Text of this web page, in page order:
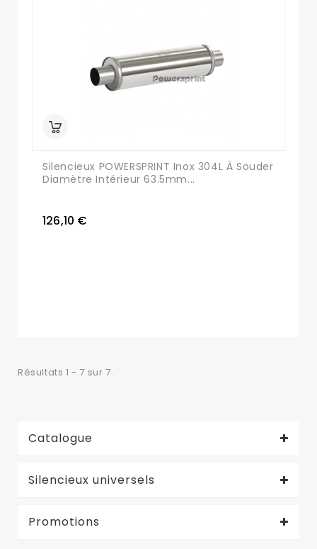
Silencieux POWERSPRINT Inox 304L À Souder
Diamètre Intérieur 63.5mm...
126,10 €
Résultats 1 - 7 sur 7.
Catalogue
Silencieux universels
Promotions